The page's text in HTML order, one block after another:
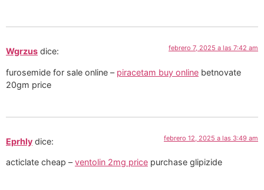
Wgrzus dice: febrero 7, 2025 a las 7:42 am
furosemide for sale online – piracetam buy online betnovate
20gm price
Eprhly dice: febrero 12, 2025 a las 3:49 am
acticlate cheap –ventolin 2mg price purchase glipizide